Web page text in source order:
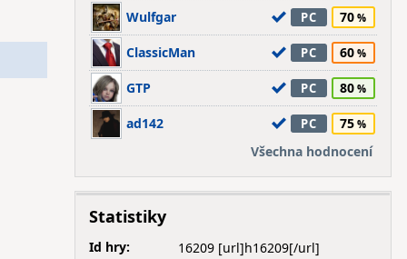
Wulfgar PC 70
ClassicMan PC 60
GTP PC 80
ad142 PC
75
Všechna hodnocení
Statistiky
Id hry:
16209